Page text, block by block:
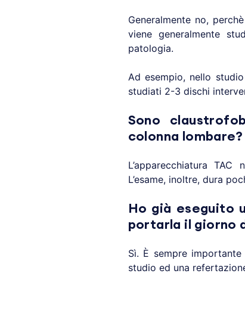
Generalmente no,
viene generalmente
patologia.
Ad esempio, nello
studiati 2-3 dischi
Sono
colonna lombare?
L’apparecchiatura
L’esame, inoltre, dura
Ho già eseguito
portarla il giorno
Sì. È sempre
studio ed una